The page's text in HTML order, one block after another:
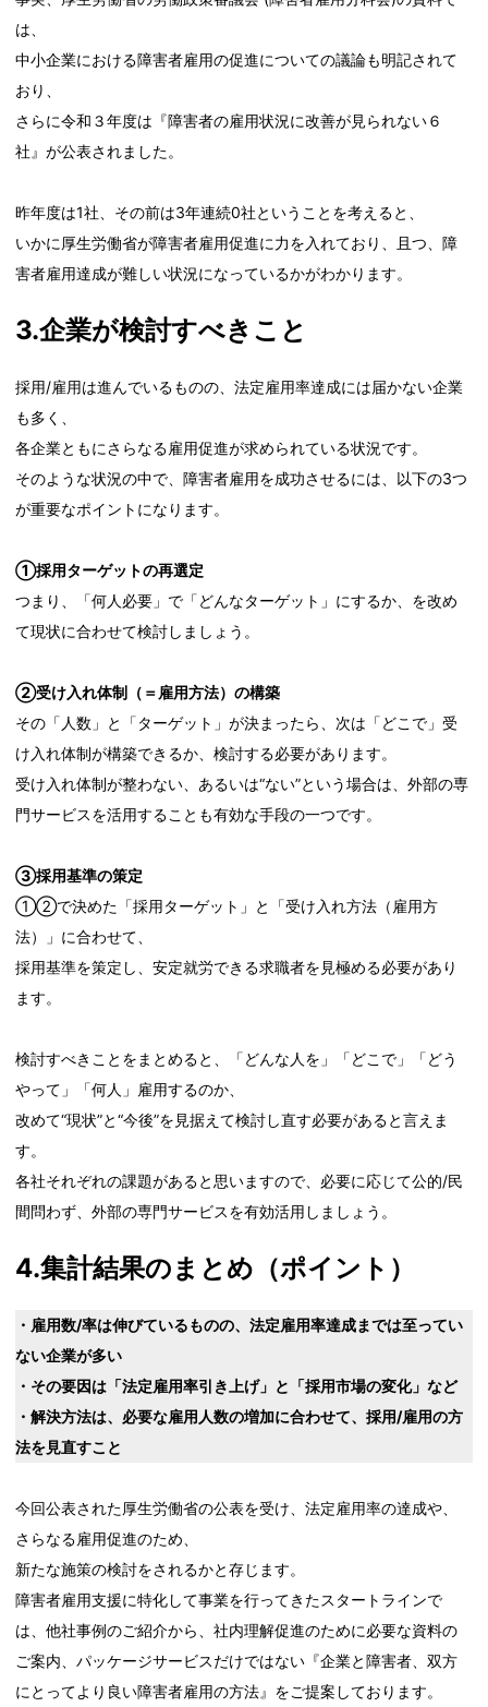
は、
中小企業における障害者雇用の促進についての議論も明記されて
おり、
さらに令和３年度は『障害者の雇用状況に改善が見られない６
社』が公表されました。
昨年度は1社、その前は3年連続0社ということを考えると、
いかに厚生労働省が障害者雇用促進に力を入れており、且つ、障
害者雇用達成が難しい状況になっているかがわかります。
3.企業が検討すべきこと
採用/雇用は進んでいるものの、法定雇用率達成には届かない企業
も多く、
各企業ともにさらなる雇用促進が求められている状況です。
そのような状況の中で、障害者雇用を成功させるには、以下の3つ
が重要なポイントになります。
①採用ターゲットの再選定
つまり、「何人必要」で「どんなターゲット」にするか、を改め
て現状に合わせて検討しましょう。
②受け入れ体制（＝雇用方法）の構築
その「人数」と「ターゲット」が決まったら、次は「どこで」受
け入れ体制が構築できるか、検討する必要があります。
受け入れ体制が整わない、あるいは“ない”という場合は、外部の専
門サービスを活用することも有効な手段の一つです。
③採用基準の策定
①②で決めた「採用ターゲット」と「受け入れ方法（雇用方
法）」に合わせて、
採用基準を策定し、安定就労できる求職者を見極める必要があり
ます。
検討すべきことをまとめると、「どんな人を」「どこで」「どう
やって」「何人」雇用するのか、
改めて“現状”と“今後”を見据えて検討し直す必要があると言えま
す。
各社それぞれの課題があると思いますので、必要に応じて公的/民
間問わず、外部の専門サービスを有効活用しましょう。
4.集計結果のまとめ（ポイント）
・雇用数/率は伸びているものの、法定雇用率達成までは至ってい
ない企業が多い
・その要因は「法定雇用率引き上げ」と「採用市場の変化」など
・解決方法は、必要な雇用人数の増加に合わせて、採用/雇用の方
法を見直すこと
今回公表された厚生労働省の公表を受け、法定雇用率の達成や、
さらなる雇用促進のため、
新たな施策の検討をされるかと存じます。
障害者雇用支援に特化して事業を行ってきたスタートラインで
は、他社事例のご紹介から、社内理解促進のために必要な資料の
ご案内、パッケージサービスだけではない『企業と障害者、双方
にとってより良い障害者雇用の方法』をご提案しております。